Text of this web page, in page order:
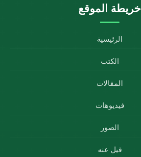
خريطة الموقع
الرئيسية
الكتب
المقالات
فيديوهات
الصور
قيل عنه